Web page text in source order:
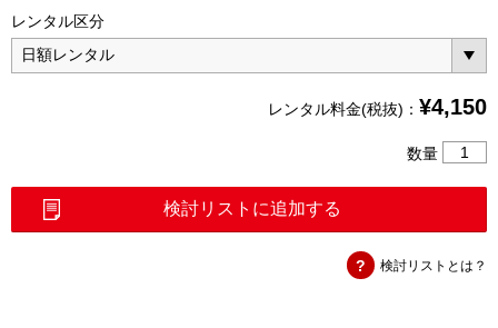
レンタル区分
レンタル料金(税抜)： ¥4,150
数量
験
検討リストに追加する
検討リストとは？